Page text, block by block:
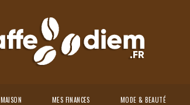
MAISON MES FINANCES MODE & BEAUTÉ